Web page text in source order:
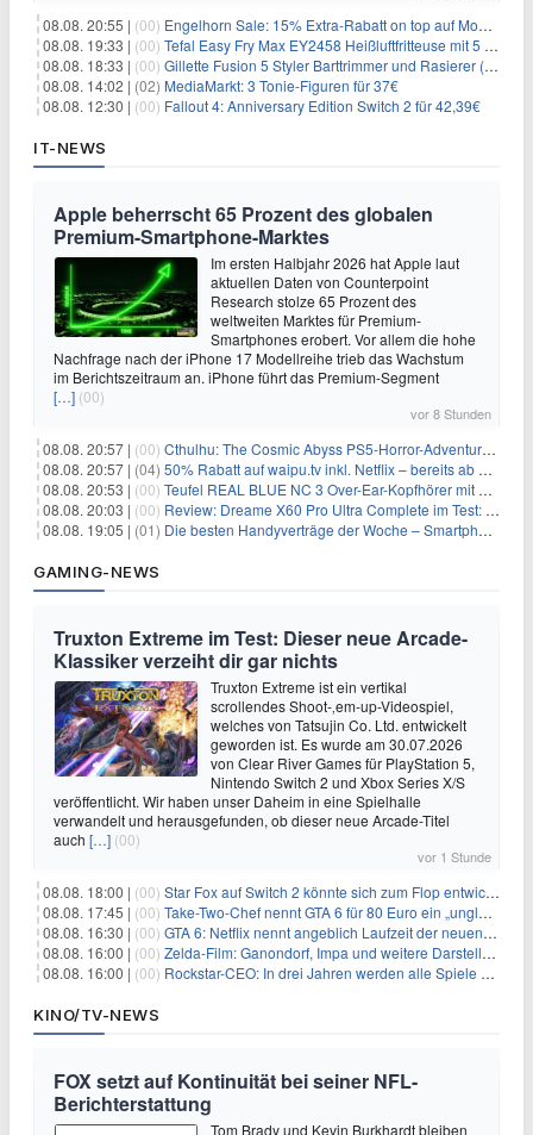
08.08. 20:55 | (00) Engelhorn Sale: 15% Extra-Rabatt on top auf Mode- und Sport-Artikel
08.08. 19:33 | (00) Tefal Easy Fry Max EY2458 Heißluftfritteuse mit 5 Litern für 64,99€
08.08. 18:33 | (00) Gillette Fusion 5 Styler Barttrimmer und Rasierer (All in One) für 16€
08.08. 14:02 | (02) MediaMarkt: 3 Tonie-Figuren für 37€
08.08. 12:30 | (00) Fallout 4: Anniversary Edition Switch 2 für 42,39€
IT-NEWS
Apple beherrscht 65 Prozent des globalen
Premium-Smartphone-Marktes
Im ersten Halbjahr 2026 hat Apple laut
aktuellen Daten von Counterpoint
Research stolze 65 Prozent des
weltweiten Marktes für Premium-
Smartphones erobert. Vor allem die hohe
Nachfrage nach der iPhone 17 Modellreihe trieb das Wachstum
im Berichtszeitraum an. iPhone führt das Premium-Segment
[…] (00)
vor 8 Stunden
08.08. 20:57 | (00) Cthulhu: The Cosmic Abyss PS5-Horror-Adventure für 27,99€
08.08. 20:57 | (04) 50% Rabatt auf waipu.tv inkl. Netflix – bereits ab 9€/Monat (statt 17,99€)
08.08. 20:53 | (00) Teufel REAL BLUE NC 3 Over-Ear-Kopfhörer mit ANC für 149,99€
08.08. 20:03 | (00) Review: Dreame X60 Pro Ultra Complete im Test: 42.000 Pa, 100 °C Moppwäsche & erstaunlich viel Technik in nur 8,9 cm Höhe
08.08. 19:05 | (01) Die besten Handyverträge der Woche – Smartphone-Tarife & SIM-Only im Überblick
GAMING-NEWS
Truxton Extreme im Test: Dieser neue Arcade-
Klassiker verzeiht dir gar nichts
Truxton Extreme ist ein vertikal
scrollendes Shoot-‚em-up-Videospiel,
welches von Tatsujin Co. Ltd. entwickelt
geworden ist. Es wurde am 30.07.2026
von Clear River Games für PlayStation 5,
Nintendo Switch 2 und Xbox Series X/S
veröffentlicht. Wir haben unser Daheim in eine Spielhalle
verwandelt und herausgefunden, ob dieser neue Arcade-Titel
auch […] (00)
vor 1 Stunde
08.08. 18:00 | (00) Star Fox auf Switch 2 könnte sich zum Flop entwickeln
08.08. 17:45 | (00) Take-Two-Chef nennt GTA 6 für 80 Euro ein „unglaubliches Schnäppchen“
08.08. 16:30 | (00) GTA 6: Netflix nennt angeblich Laufzeit der neuen Gameplay-Präsentation
08.08. 16:00 | (00) Zelda-Film: Ganondorf, Impa und weitere Darsteller sollen feststehen
08.08. 16:00 | (00) Rockstar-CEO: In drei Jahren werden alle Spiele gestreamt
KINO/TV-NEWS
FOX setzt auf Kontinuität bei seiner NFL-
Berichterstattung
Tom Brady und Kevin Burkhardt bleiben